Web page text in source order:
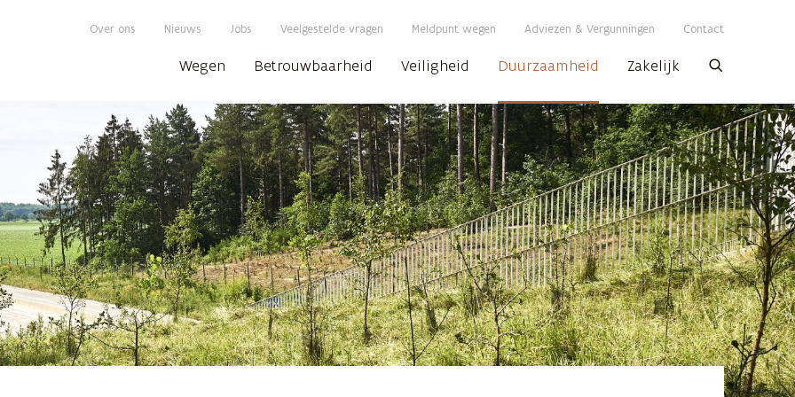
Over ons Nieuws Jobs Veelgestelde vragen Meldpunt wegen Adviezen & Vergunningen Contact
Wegen Betrouwbaarheid Veiligheid Duurzaamheid Zakelijk